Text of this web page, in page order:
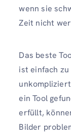
wenn sie
Zeit nicht
Das beste
ist einfach
ein Tool
erfüllt,
Bilder